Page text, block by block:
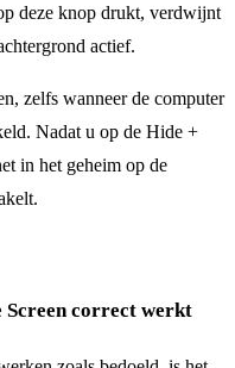
deze knop drukt, verdwijnt
actief.
zelfs wanneer de computer
Nadat u op de Hide +
in het geheim op de
Screen correct werkt